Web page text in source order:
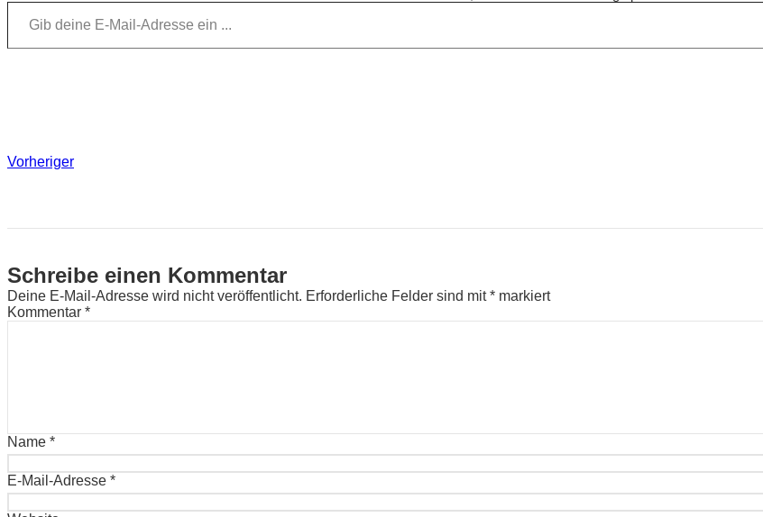
Vorheriger
Schreibe einen Kommentar
Deine E-Mail-Adresse wird nicht veröffentlicht. Erforderliche Felder sind mit* markiert
Kommentar *
Name *
E-Mail-Adresse *